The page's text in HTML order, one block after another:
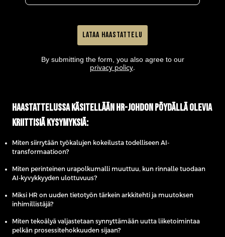
Lataa haastattelu
By submitting the form, you also agree to our
privacy policy.
Haastattelussa käsitellään HR-johdon pöydällä olevia
kriittisiä kysymyksiä:
Miten siirrytään työkalujen kokeilusta todelliseen AI-
transformaatioon?
Miten perinteinen urapolkumalli muuttuu, kun rinnalle tuodaan
AI-kyvykkyyden ulottuvuus?
Miksi HR on uuden tietotyön tärkein arkkitehti ja muutoksen
inhimillistäjä?
Miten tekoälyä valjastetaan synnyttämään uutta liiketoimintaa
pelkän prosessitehokkuuden sijaan?